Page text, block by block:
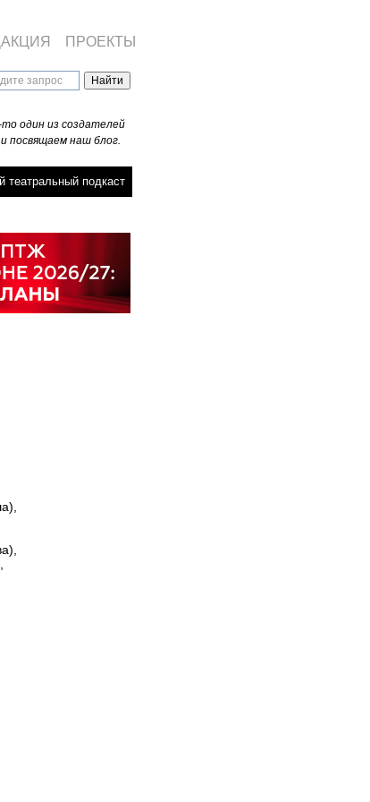
один из создателей
посвящаем наш блог.
театральный подкаст
ПРОЕКТЫ